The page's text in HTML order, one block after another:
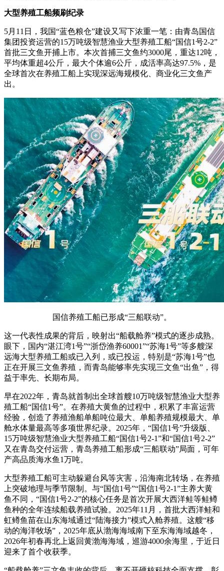
大型养殖工船频刷纪录
5月11日，我国“蓝色粮仓”建设又写下浓重一笔：由青岛国信
集团投资运营的15万吨级智慧渔业大型养殖工船“国信1号2-2”
首批三文鱼开捕上市。本次首捕三文鱼约3000尾，重达12吨，
平均体重超4公斤，最大个体逾6公斤，成活率高达97.5%，是
全球首次在养殖工船上实现深远海规模化、商业化三文鱼产
出。
国信养殖工船已形成“三船联动”。
这一代表性成果的背后，映射出“船载舱养”模式的逐步成熟。
眼下，国内“湛江湾1号”“浙岱渔养60001”“苏海1号”等多艘深
远海大型养殖工船或已入列，或已投运，特别是“苏海1号”也
正在开展三文鱼养殖，而青岛能够率先实现三文鱼“出鱼”，得
益于率先、长期布局。
早在2022年，青岛就首制出全球首艘10万吨级智慧渔业大型养
殖工船“国信1号”。在养殖大黄鱼的过程中，积累了丰富运营
经验，创造了养殖渔船单船吨位最大、单船养殖规模最大、单
舱水体量最高等多项世界纪录。2025年，“国信1号”升级版、
15万吨级智慧渔业大型养殖工船“国信1号2-1”和“国信1号2-2”
又在青岛交付运营，青岛养殖工船形成“三船联动”局面，可年
产高品质海水鱼1万吨。
大型养殖工船可主动躲避台风等灾害，沿海南北转场，在养殖
上突破地理与季节限制。与“国信1号”“国信1号2-1”主养大黄
鱼不同，“国信1号2-2”的核心任务是首次开展大西洋鲑等鲑鳟
鱼种的全年连续船载养殖试验。2025年11月，首批大西洋鲑和
虹鳟鱼苗在山东海域通过“陆海接力”模式入舱养殖。这艘“移
动的海洋牧场”，2025年底从渤海海域南下至东海海域越冬，
2026年初春再北上返回黄渤海海域，巡游4000余海里，于近日
迎来了首个收获季。